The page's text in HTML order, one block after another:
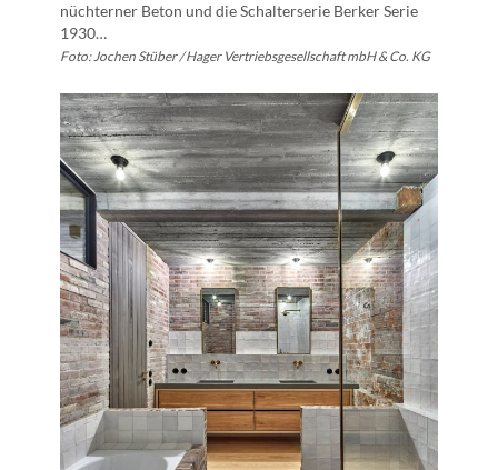
nüchterner Beton und die Schalterserie Berker Serie
1930…
Foto: Jochen Stüber / Hager Vertriebsgesellschaft mbH & Co. KG